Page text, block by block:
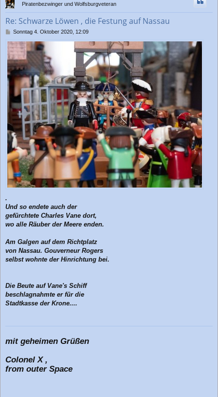
Piratenbezwinger und Wolfsburgveteran
Re: Schwarze Löwen , die Festung auf Nassau
B
i
t
r
a
Sonntag 4. Oktober 2020, 12:09
.
Und so endete auch der
gefürchtete Charles Vane dort,
wo alle Räuber der Meere enden.
Am Galgen auf dem Richtplatz
von Nassau. Gouverneur Rogers
selbst wohnte der Hinrichtung bei.
Die Beute auf Vane's Schiff
beschlagnahmte er für die
Stadtkasse der Krone....
mit geheimen Grüßen
Colonel X ,
from outer Space